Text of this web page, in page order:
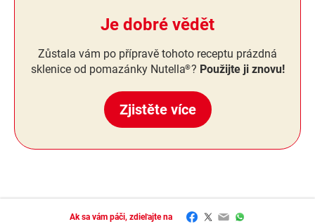
Je dobré vědět
Zůstala vám po přípravě tohoto receptu prázdná
sklenice od pomazánky Nutella®? Použijte ji znovu!
Zjistěte více
Ak sa vám páči, zdieľajte na Facebook
Twitter
EmailWhatsApp